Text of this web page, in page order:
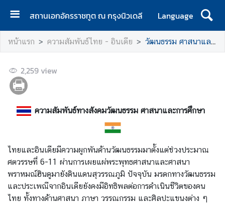
สถานเอกอัครราชทูต ณ กรุงนิวเดลี
Language
ห
น้
แ
ร
ก
เ
ว
กั
บ
ส
ถ
หน้าแรก ความสัมพันธ์ไทย - อินเดีย วัฒนธรรม ศาสนาและการศึกษา
2,259 view
ความสัมพันธ์ทางสังคมวัฒนธรรม ศาสนาและการศึกษา
ไทยและอินเดียมีความผูกพันด้านวัฒนธรรมมาตั้งแต่ช่วงประมาณ
ศตวรรษที่ 6-11 ผ่านการเผยแผ่พระพุทธศาสนาและศาสนา
พราหมณ์ฮินดูมายังดินแดนสุวรรณภูมิ ปัจจุบัน มรดกทางวัฒนธรรม
และประเพณีจากอินเดียยังคงมีอิทธิพลต่อการดำเนินชีวิตของคน
ไทย ทั้งทางด้านศาสนา ภาษา วรรณกรรม และศิลปะแขนงต่าง ๆ